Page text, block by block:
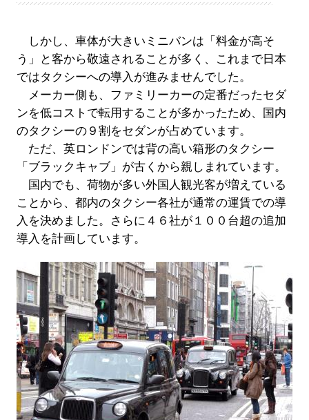
しかし、車体が大きいミニバンは「料金が高そ
う」と客から敬遠されることが多く、これまで日本
ではタクシーへの導入が進みませんでした。
メーカー側も、ファミリーカーの定番だったセダ
ンを低コストで転用することが多かったため、国内
のタクシーの９割をセダンが占めています。
ただ、英ロンドンでは背の高い箱形のタクシー
「ブラックキャブ」が古くから親しまれています。
国内でも、荷物が多い外国人観光客が増えている
ことから、都内のタクシー各社が通常の運賃での導
入を決めました。さらに４６社が１００台超の追加
導入を計画しています。